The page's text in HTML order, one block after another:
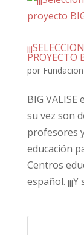
PROYECTO
por
BIG
su vez son
profesores
educación
Centros
español.